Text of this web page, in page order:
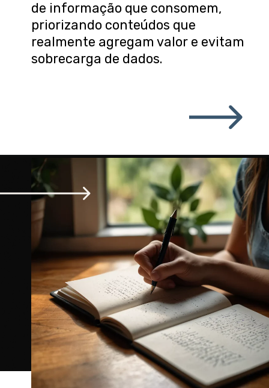
de informação que consomem,
priorizando conteúdos que
realmente agregam valor e evitam
sobrecarga de dados.